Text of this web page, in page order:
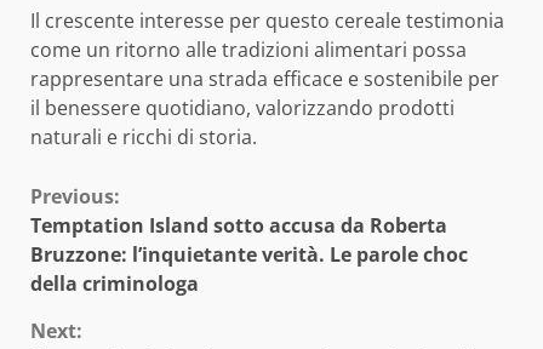
Il crescente interesse per questo cereale testimonia
come un ritorno alle tradizioni alimentari possa
rappresentare una strada efficace e sostenibile per
il benessere quotidiano, valorizzando prodotti
naturali e ricchi di storia.
Continue
Reading
Previous:
Temptation Island sotto accusa da Roberta
Bruzzone: l’inquietante verità. Le parole choc
della criminologa
Next: